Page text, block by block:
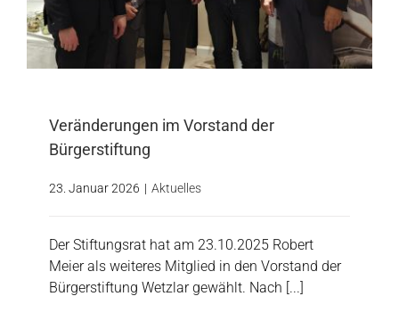
Veränderungen im Vorstand der
Bürgerstiftung
23. Januar 2026 | Aktuelles
Der Stiftungsrat hat am 23.10.2025 Robert
Meier als weiteres Mitglied in den Vorstand der
Bürgerstiftung Wetzlar gewählt. Nach [...]